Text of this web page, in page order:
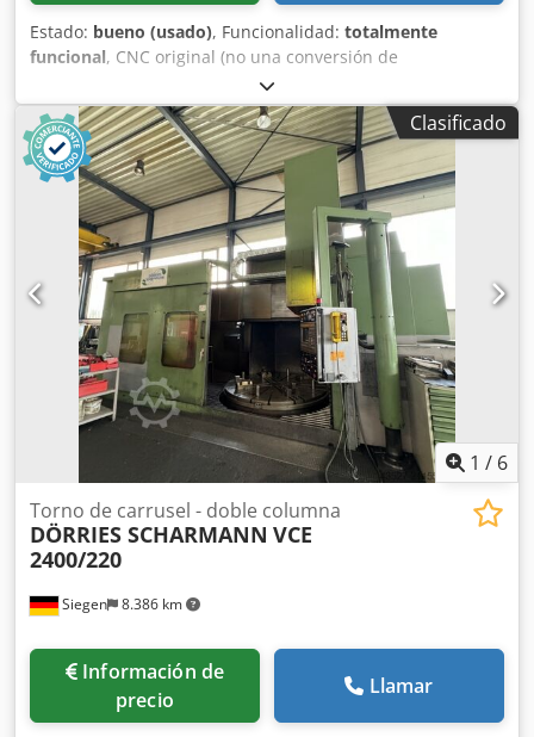
Estado: bueno (usado), Funcionalidad: totalmente
funcional, CNC original (no una conversión de
convencional a CNC) Control: Siemens 8-M Diámetro de la
placa frontal: 3500 mm Diámetro máximo de torneado:
4000 mm Altura máxima de torneado: 2500 mm Avance
vertical del carro: 1600 mm Avance horizontal del carro:
2200 mm Sección transversal del carro: 250 x 210 mm
Diámetro interno mínimo: 360 mm Avance vertical del
carro transversal: 2000 mm/min Potencia del motor del
plato: 71 kW Velocidad del plato: hasta 90 rpm (caja de
cambios de 2 velocidades) Capacidad de carga de la mesa:
40 toneladas Dcjdpfx Aisxyh Hveqok Avance: 1000 mm/min
Avance rápido: 6000 mm/min
Clasificado
1 / 6
Siegen 8.386 km
Torno de carrusel - doble columna
DÖRRIES SCHARMANN VCE
2400/220
Información de
precio
Llamar